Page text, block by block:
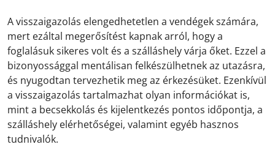
A visszaigazolás elengedhetetlen a vendégek számára,
mert ezáltal megerősítést kapnak arról, hogy a
foglalásuk sikeres volt és a szálláshely várja őket. Ezzel a
bizonyossággal mentálisan felkészülhetnek az utazásra,
és nyugodtan tervezhetik meg az érkezésüket. Ezenkívül
a visszaigazolás tartalmazhat olyan információkat is,
mint a becsekkolás és kijelentkezés pontos időpontja, a
szálláshely elérhetőségei, valamint egyéb hasznos
tudnivalók.